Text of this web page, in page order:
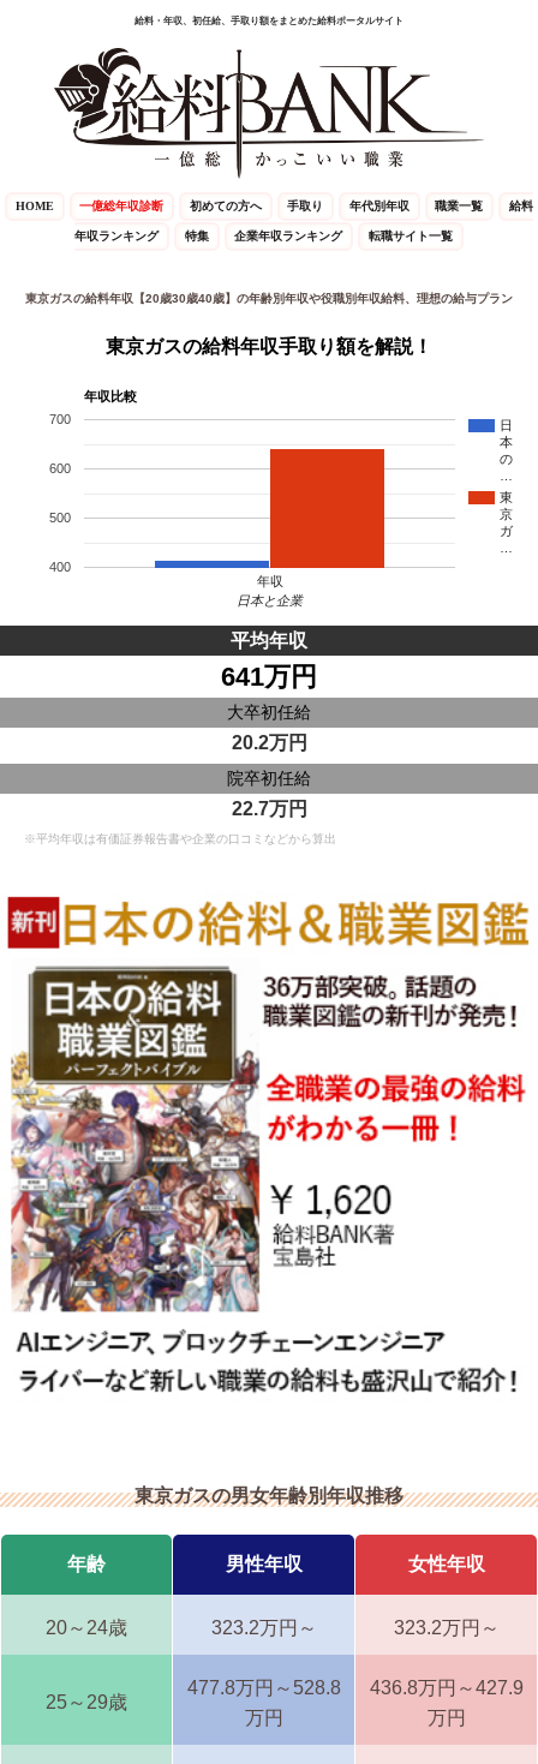
給料・年収、初任給、手取り額をまとめた給料ポータルサイト
HOME 一億総年収診断 初めての方へ 手取り 年代別年収 職業一覧 給料
年収ランキング 特集 企業年収ランキング 転職サイト一覧
東京ガスの給料年収【20歳30歳40歳】の年齢別年収や役職別年収給料、理想の給与プラン
東京ガスの給料年収手取り額を解説！
年収比較
日
本
の
東
京
ガ
年収
400
500
600
700
日本と企業
平均年収
641万円
大卒初任給
20.2万円
院卒初任給
22.7万円
※平均年収は有価証券報告書や企業の口コミなどから算出
東京ガスの男女年齢別年収推移
年齢 男性年収 女性年収
20～24歳 323.2万円～ 323.2万円～
25～29歳
477.8万円～528.8
万円
436.8万円～427.9
万円